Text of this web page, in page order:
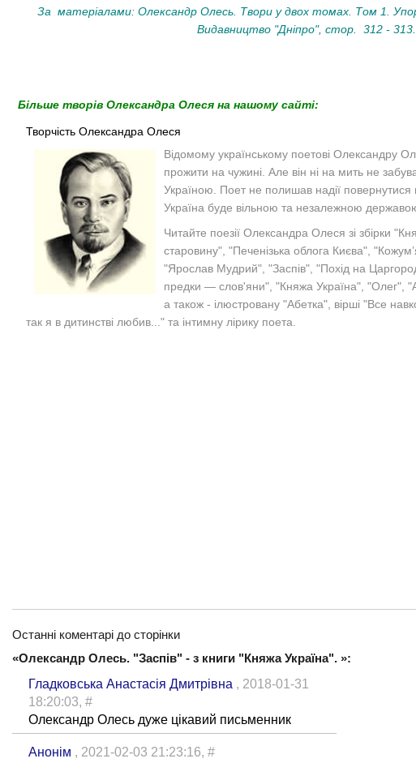
За матеріалами: Олександр Олесь. Твори у двох томах. Том 1.
Видавництво "Дніпро", стор. 312 - 313.
Більше творів Олександра Олеся на нашому сайті:
Творчість Олександра Олеся
Відомому українському поетові Олександру
прожити на чужині. Але він ні на мить не
Україною. Поет не полишав надії повернутися
Україна буде вільною та незалежною
Читайте поезії Олександра Олеся зі збірки
старовину", "Печенізька облога Києва",
"Ярослав Мудрий", "Заспів", "Похід на
предки — слов'яни", "Княжа Україна", "Олег",
а також - ілюстровану "Абетка", вірші "Все
так я в дитинстві любив..." та інтимну лірику поета.
Останні коментарі до сторінки
«Олександр Олесь. "Заспів" - з книги "Княжа Україна". »:
Гладковська Анастасія Дмитрівна , 2018-01-31
18:20:03, #
Олександр Олесь дуже цікавий письменник
Анонім , 2021-02-03 21:23:16, #